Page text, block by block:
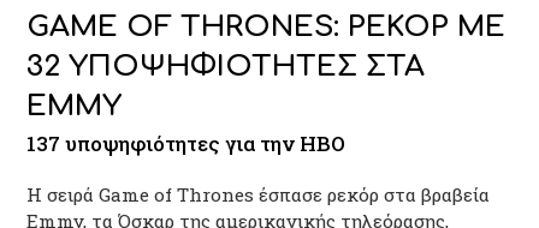
GAME OF THRONES: ΡΕΚΟΡ ΜΕ
32 ΥΠΟΨΗΦΙΟΤΗΤΕΣ ΣΤΑ
EMMY
137 υποψηφιότητες για την HBO
Η σειρά Game of Thrones έσπασε ρεκόρ στα βραβεία
Emmy, τα Όσκαρ της αμερικανικής τηλεόρασης,